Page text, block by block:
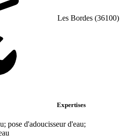
Les Bordes (36100)
Expertises
pose d'adoucisseur d'eau;